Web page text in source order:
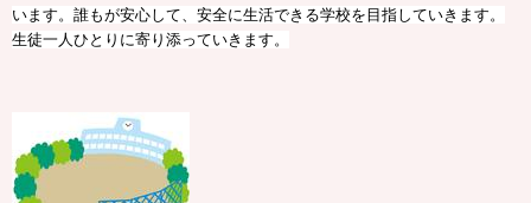
います。誰もが安心して、安全に生活できる学校を目指していきます。
生徒一人ひとりに寄り添っていきます。